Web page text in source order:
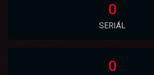
0
SERIÁL
0